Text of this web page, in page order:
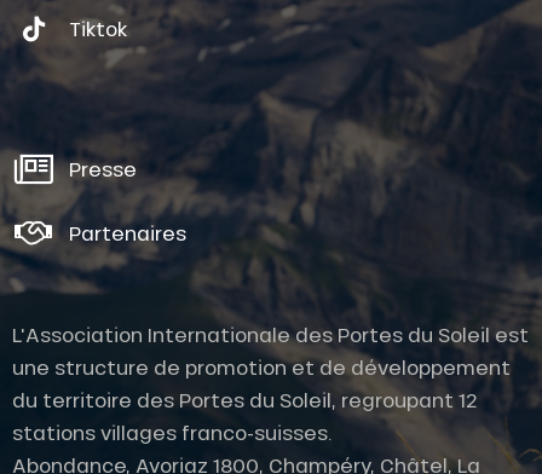
Tiktok
Presse
Partenaires
L'Association Internationale des Portes du Soleil est
une structure de promotion et de développement
du territoire des Portes du Soleil, regroupant 12
stations villages franco-suisses.
Abondance, Avoriaz 1800, Champéry, Châtel, La